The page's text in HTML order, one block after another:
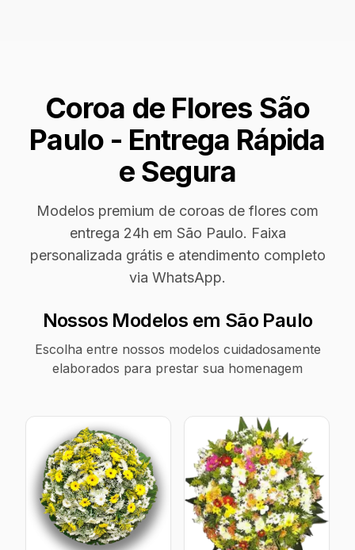
Coroa de Flores São
Paulo - Entrega Rápida
e Segura
Modelos premium de coroas de flores com
entrega 24h em São Paulo. Faixa
personalizada grátis e atendimento completo
via WhatsApp.
Nossos Modelos em São Paulo
Escolha entre nossos modelos cuidadosamente
elaborados para prestar sua homenagem